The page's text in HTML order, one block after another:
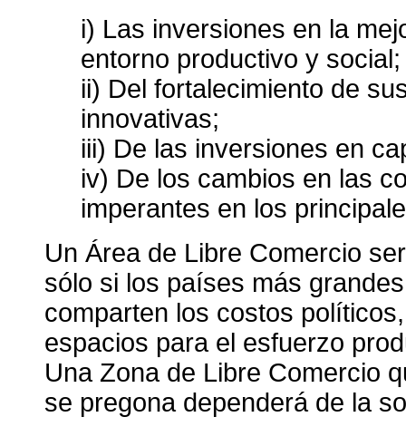
i) Las inversiones en la
entorno productivo y social;
ii) Del fortalecimiento de
innovativas;
iii) De las inversiones en
iv) De los cambios en las
imperantes en los
Un Área de Libre Comercio
sólo si los países más
comparten los costos
espacios para el esfuerzo
Una Zona de Libre Comercio
se pregona dependerá de la